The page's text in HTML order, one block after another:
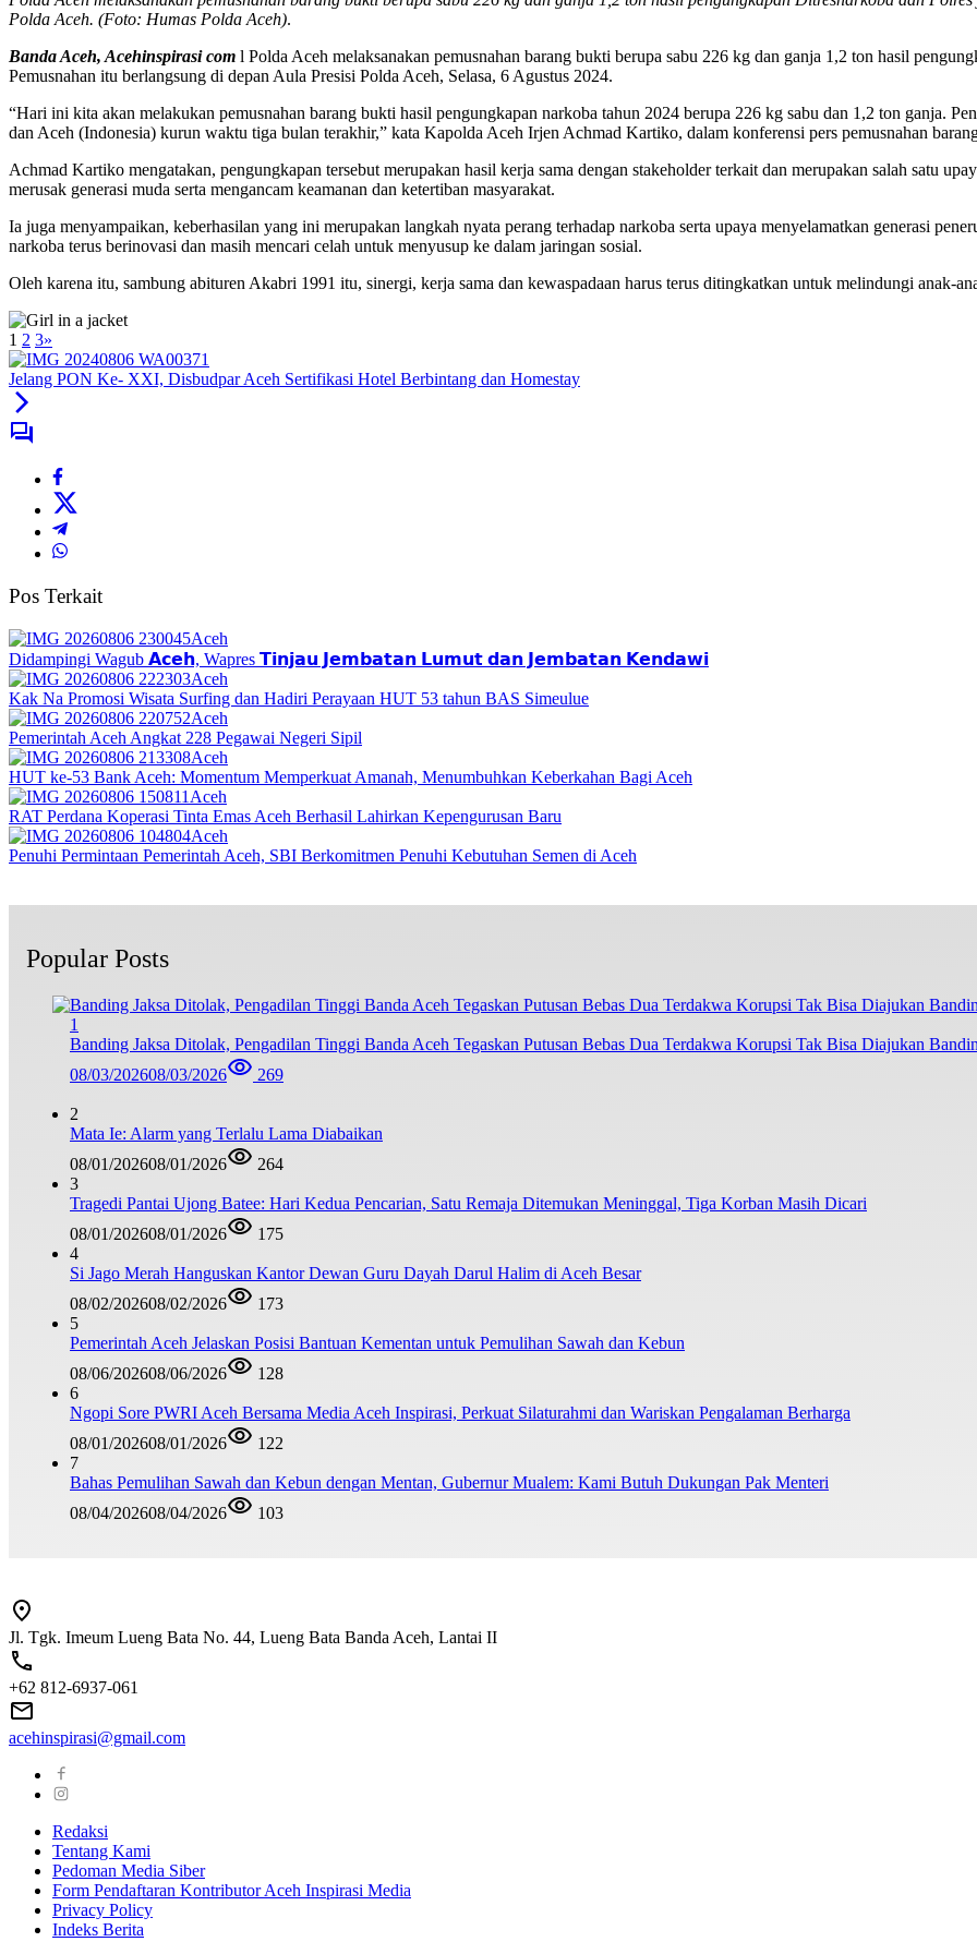
Polda Aceh. (Foto: Humas Polda Aceh).
Banda Aceh, Acehinspirasi com l Polda Aceh melaksanakan pemusnahan barang bukti berupa sabu 226 kg dan ganja 1,2 ton hasil
Pemusnahan itu berlangsung di depan Aula Presisi Polda Aceh, Selasa, 6 Agustus 2024.
“Hari ini kita akan melakukan pemusnahan barang bukti hasil pengungkapan narkoba tahun 2024 berupa 226 kg sabu dan 1,2 ton ganja.
dan Aceh (Indonesia) kurun waktu tiga bulan terakhir,” kata Kapolda Aceh Irjen Achmad Kartiko, dalam konferensi pers pemusnahan
Achmad Kartiko mengatakan, pengungkapan tersebut merupakan hasil kerja sama dengan stakeholder terkait dan merupakan salah satu
merusak generasi muda serta mengancam keamanan dan ketertiban masyarakat.
Ia juga menyampaikan, keberhasilan yang ini merupakan langkah nyata perang terhadap narkoba serta upaya menyelamatkan generasi
narkoba terus berinovasi dan masih mencari celah untuk menyusup ke dalam jaringan sosial.
Oleh karena itu, sambung abituren Akabri 1991 itu, sinergi, kerja sama dan kewaspadaan harus terus ditingkatkan untuk melindungi anak-
1 2 3»
Jelang PON Ke- XXI, Disbudpar Aceh Sertifikasi Hotel Berbintang dan Homestay
Pos Terkait
Aceh
Didampingi Wagub 𝗔𝗰𝗲𝗵, Wapres 𝗧𝗶𝗻𝗷𝗮𝘂 𝗝𝗲𝗺𝗯𝗮𝘁𝗮𝗻 𝗟𝘂𝗺𝘂𝘁 𝗱𝗮𝗻 𝗝𝗲𝗺𝗯𝗮𝘁𝗮𝗻 𝗞𝗲𝗻𝗱𝗮𝘄𝗶
Aceh
Kak Na Promosi Wisata Surfing dan Hadiri Perayaan HUT 53 tahun BAS Simeulue
Aceh
Pemerintah Aceh Angkat 228 Pegawai Negeri Sipil
Aceh
HUT ke-53 Bank Aceh: Momentum Memperkuat Amanah, Menumbuhkan Keberkahan Bagi Aceh
Aceh
RAT Perdana Koperasi Tinta Emas Aceh Berhasil Lahirkan Kepengurusan Baru
Aceh
Penuhi Permintaan Pemerintah Aceh, SBI Berkomitmen Penuhi Kebutuhan Semen di Aceh
Popular Posts
1
Banding Jaksa Ditolak, Pengadilan Tinggi Banda Aceh Tegaskan Putusan Bebas Dua Terdakwa Korupsi Tak Bisa Diajukan
08/03/202608/03/2026 269
2
Mata Ie: Alarm yang Terlalu Lama Diabaikan
08/01/202608/01/2026
264
3
Tragedi Pantai Ujong Batee: Hari Kedua Pencarian, Satu Remaja Ditemukan Meninggal, Tiga Korban Masih Dicari
08/01/202608/01/2026
175
4
Si Jago Merah Hanguskan Kantor Dewan Guru Dayah Darul Halim di Aceh Besar
08/02/202608/02/2026
173
5
Pemerintah Aceh Jelaskan Posisi Bantuan Kementan untuk Pemulihan Sawah dan Kebun
08/06/202608/06/2026
128
6
Ngopi Sore PWRI Aceh Bersama Media Aceh Inspirasi, Perkuat Silaturahmi dan Wariskan Pengalaman Berharga
08/01/202608/01/2026
122
7
Bahas Pemulihan Sawah dan Kebun dengan Mentan, Gubernur Mualem: Kami Butuh Dukungan Pak Menteri
08/04/202608/04/2026 103
Jl. Tgk. Imeum Lueng Bata No. 44, Lueng Bata Banda Aceh, Lantai II
+62 812-6937-061
acehinspirasi@gmail.com
Redaksi
Tentang Kami
Pedoman Media Siber
Form Pendaftaran Kontributor Aceh Inspirasi Media
Privacy Policy
Indeks Berita